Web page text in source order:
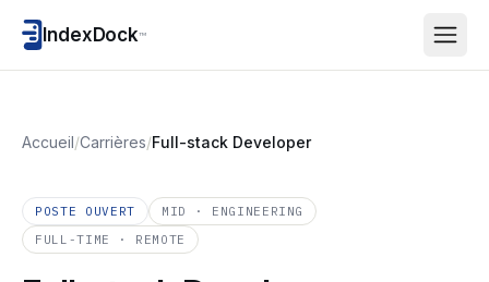
IndexDock™
Accueil/Carrières/Full-stack Developer
POSTE OUVERT
MID · ENGINEERING
FULL-TIME · REMOTE